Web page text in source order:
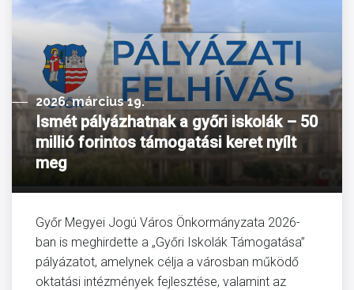
2026. március 19.
Ismét pályázhatnak a győri iskolák – 50
millió forintos támogatási keret nyílt
meg
Győr Megyei Jogú Város Önkormányzata 2026-
ban is meghirdette a „Győri Iskolák Támogatása”
pályázatot, amelynek célja a városban működő
oktatási intézmények fejlesztése, valamint az